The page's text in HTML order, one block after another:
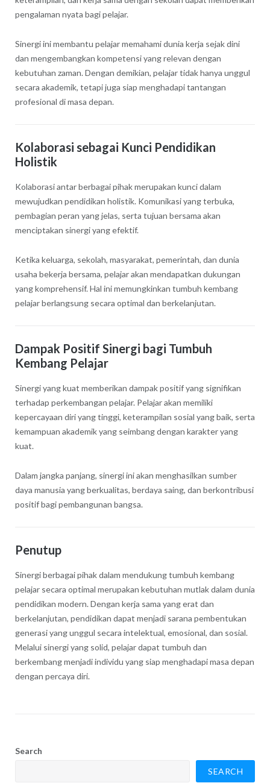
pengalaman nyata bagi pelajar.
Sinergi ini membantu pelajar memahami dunia kerja sejak dini
dan mengembangkan kompetensi yang relevan dengan
kebutuhan zaman. Dengan demikian, pelajar tidak hanya unggul
secara akademik, tetapi juga siap menghadapi tantangan
profesional di masa depan.
Kolaborasi sebagai Kunci Pendidikan
Holistik
Kolaborasi antar berbagai pihak merupakan kunci dalam
mewujudkan pendidikan holistik. Komunikasi yang terbuka,
pembagian peran yang jelas, serta tujuan bersama akan
menciptakan sinergi yang efektif.
Ketika keluarga, sekolah, masyarakat, pemerintah, dan dunia
usaha bekerja bersama, pelajar akan mendapatkan dukungan
yang komprehensif. Hal ini memungkinkan tumbuh kembang
pelajar berlangsung secara optimal dan berkelanjutan.
Dampak Positif Sinergi bagi Tumbuh
Kembang Pelajar
Sinergi yang kuat memberikan dampak positif yang signifikan
terhadap perkembangan pelajar. Pelajar akan memiliki
kepercayaan diri yang tinggi, keterampilan sosial yang baik, serta
kemampuan akademik yang seimbang dengan karakter yang
kuat.
Dalam jangka panjang, sinergi ini akan menghasilkan sumber
daya manusia yang berkualitas, berdaya saing, dan berkontribusi
positif bagi pembangunan bangsa.
Penutup
Sinergi berbagai pihak dalam mendukung tumbuh kembang
pelajar secara optimal merupakan kebutuhan mutlak dalam dunia
pendidikan modern. Dengan kerja sama yang erat dan
berkelanjutan, pendidikan dapat menjadi sarana pembentukan
generasi yang unggul secara intelektual, emosional, dan sosial.
Melalui sinergi yang solid, pelajar dapat tumbuh dan
berkembang menjadi individu yang siap menghadapi masa depan
dengan percaya diri.
Search
SEARCH